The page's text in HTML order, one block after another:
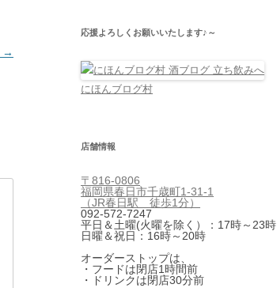
→
応援よろしくお願いいたします♪～
にほんブログ村
店舗情報
〒816-0806
福岡県春日市千歳町1-31-1
（JR春日駅 徒歩1分）
092-572-7247
平日＆土曜(火曜を除く）：17時～23時
日曜＆祝日：16時～20時
オーダーストップは、
・フードは閉店1時間前
・ドリンクは閉店30分前